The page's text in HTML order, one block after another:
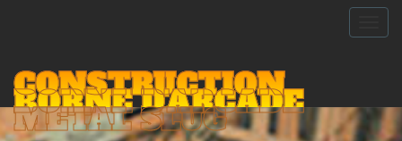
CONSTRUCTION
BORNE D'ARCADE
METAL SLUG